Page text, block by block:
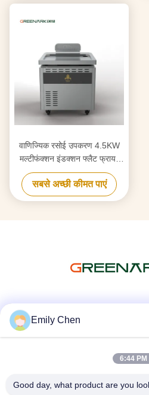
वाणिज्यिक रसोई उपकरण 4.5KW
मल्टीफंक्शन इंडक्शन फ्लैट फ्रायर
टेपनीकी ग्रिल कैबिनेट के साथ
सबसे अच्छी कीमत पाएं
Emily Chen
6:44 PM
Good day, what product are you